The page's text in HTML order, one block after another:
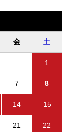
金 土
1
7 8
14 15
21 22